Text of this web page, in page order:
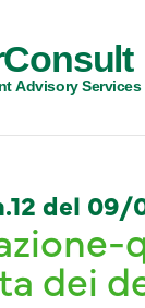
Advisory Services
del
dei